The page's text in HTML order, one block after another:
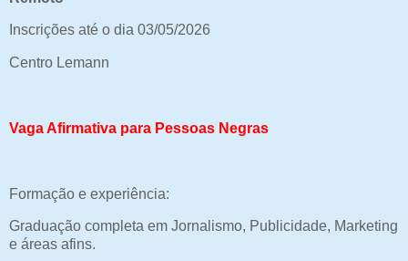
Inscrições até o dia 03/05/2026
Centro Lemann
Vaga Afirmativa para Pessoas Negras
Formação e experiência:
Graduação completa em Jornalismo, Publicidade, Marketing
e áreas afins.